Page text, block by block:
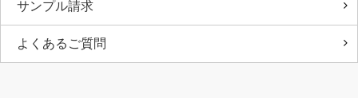
サンプル請求
よくあるご質問